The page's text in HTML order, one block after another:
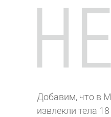
Добавим, что в
извлекли тела